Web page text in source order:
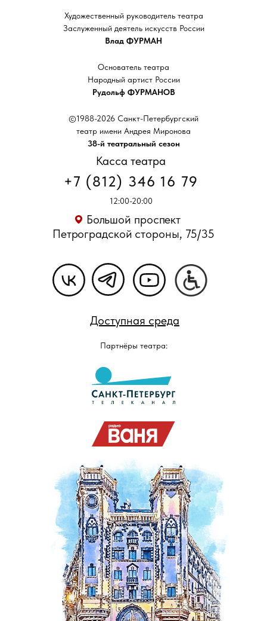
Художественный руководитель театра
Заслуженный деятель искусств России
Влад ФУРМАН
12:00-20:00
+7 (812) 346 16 79
©1988-2026 Санкт-Петербургский
театр имени Андрея Миронова
38-й театральный сезон
Основатель театра
Народный артист России
Рудольф ФУРМАНОВ
Большой проспект
Петроградской стороны, 75/35
Партнёры театра:
Касса театра
Доступная среда